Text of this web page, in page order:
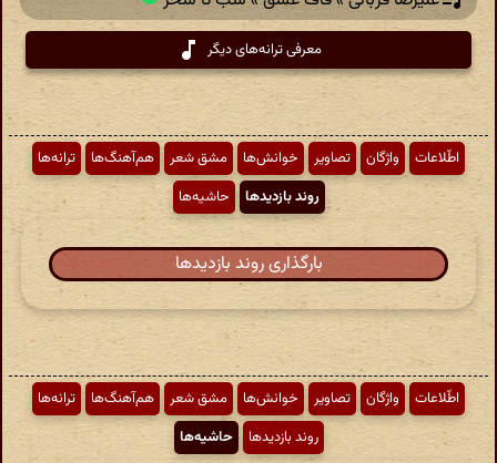
معرفی ترانه‌های دیگر
اطّلاعات واژگان تصاویر خوانش‌ها مشق شعر هم‌آهنگ‌ها
ترانه‌ها
روند بازدیدها
حاشیه‌ها
بارگذاری روند بازدیدها
اطّلاعات واژگان تصاویر خوانش‌ها مشق شعر هم‌آهنگ‌ها
ترانه‌ها
روند بازدیدها
حاشیه‌ها